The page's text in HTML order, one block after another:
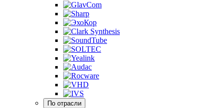
По отрасли